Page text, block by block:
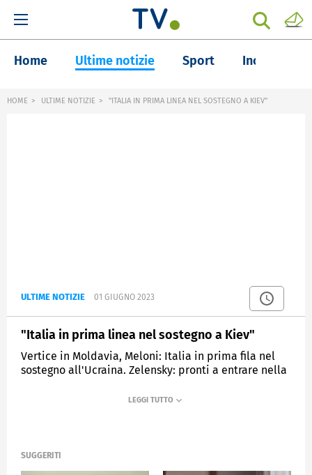
Home Ultime notizie Sport Inchieste
HOME ULTIME NOTIZIE "ITALIA IN PRIMA LINEA NEL SOSTEGNO A KIEV"
ULTIME NOTIZIE 01 GIUGNO 2023
"Italia in prima linea nel sostegno a Kiev"
Vertice in Moldavia, Meloni: Italia in prima fila nel
sostegno all'Ucraina. Zelensky: pronti a entrare nella
SUGGERITI